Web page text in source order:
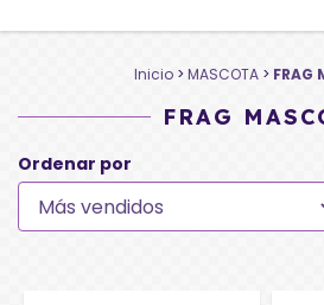
Inicio > MASCOTA > FRAG
FRAG
Ordenar por